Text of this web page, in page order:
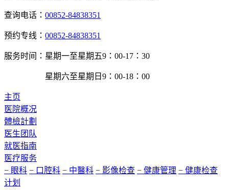
查询电话： 00852-84838351
预约专线： 00852-84838351
服务时间： 星期一至星期五9：00-17：30
星期六至星期日9：00-18：00
主页
医院概况
體檢計劃
医生团队
就医指南
医疗服务
− 眼科 − 口腔科 − 中醫科 − 影像检查 − 健康管理 − 健康检查
计划